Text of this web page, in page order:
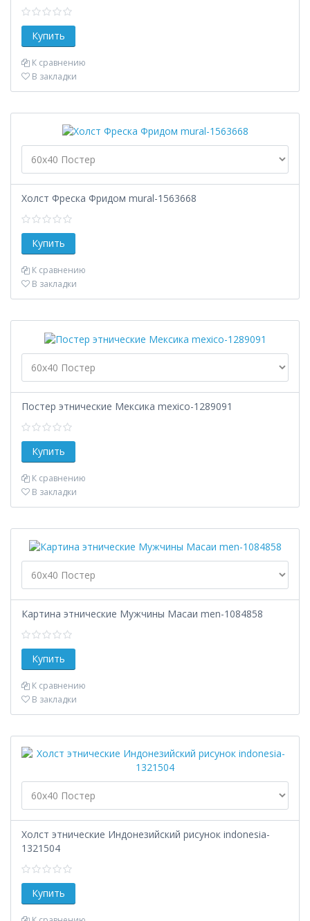
К сравнению
В закладки
Холст Фреска Фридом mural-1563668
К сравнению
В закладки
Постер этнические Мексика mexico-1289091
К сравнению
В закладки
Картина этнические Мужчины Масаи men-1084858
К сравнению
В закладки
Холст этнические Индонезийский рисунок indonesia-
1321504